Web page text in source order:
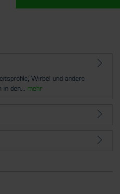
Wirbel und andere
in den... mehr